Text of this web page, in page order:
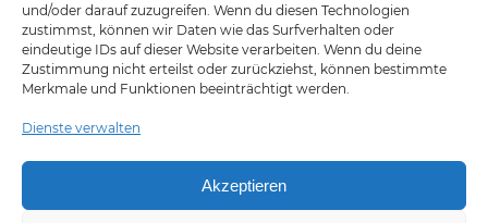
und/oder darauf zuzugreifen. Wenn du diesen Technologien
zustimmst, können wir Daten wie das Surfverhalten oder
eindeutige IDs auf dieser Website verarbeiten. Wenn du deine
Zustimmung nicht erteilst oder zurückziehst, können bestimmte
Merkmale und Funktionen beeinträchtigt werden.
Dienste verwalten
Akzeptieren